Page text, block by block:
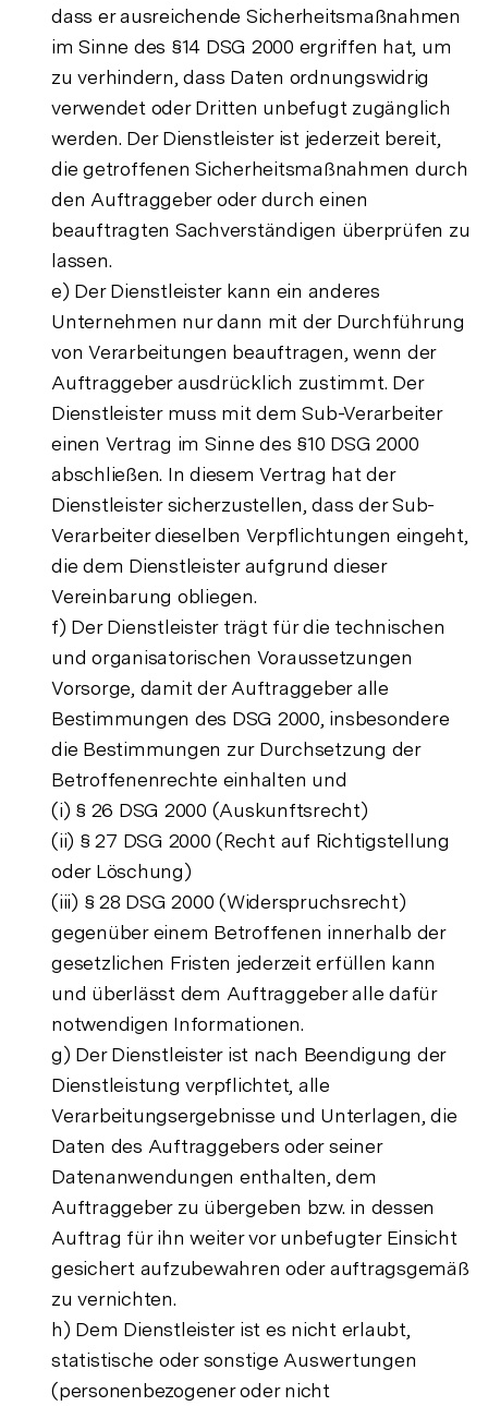
dass er ausreichende Sicherheitsmaßnahmen
im Sinne des §14 DSG 2000 ergriffen hat, um
zu verhindern, dass Daten ordnungswidrig
verwendet oder Dritten unbefugt zugänglich
werden. Der Dienstleister ist jederzeit bereit,
die getroffenen Sicherheitsmaßnahmen durch
den Auftraggeber oder durch einen
beauftragten Sachverständigen überprüfen zu
lassen.
e) Der Dienstleister kann ein anderes
Unternehmen nur dann mit der Durchführung
von Verarbeitungen beauftragen, wenn der
Auftraggeber ausdrücklich zustimmt. Der
Dienstleister muss mit dem Sub-Verarbeiter
einen Vertrag im Sinne des §10 DSG 2000
abschließen. In diesem Vertrag hat der
Dienstleister sicherzustellen, dass der Sub-
Verarbeiter dieselben Verpflichtungen eingeht,
die dem Dienstleister aufgrund dieser
Vereinbarung obliegen.
f) Der Dienstleister trägt für die technischen
und organisatorischen Voraussetzungen
Vorsorge, damit der Auftraggeber alle
Bestimmungen des DSG 2000, insbesondere
die Bestimmungen zur Durchsetzung der
Betroffenenrechte einhalten und
(i) § 26 DSG 2000 (Auskunftsrecht)
(ii) § 27 DSG 2000 (Recht auf Richtigstellung
oder Löschung)
(iii) § 28 DSG 2000 (Widerspruchsrecht)
gegenüber einem Betroffenen innerhalb der
gesetzlichen Fristen jederzeit erfüllen kann
und überlässt dem Auftraggeber alle dafür
notwendigen Informationen.
g) Der Dienstleister ist nach Beendigung der
Dienstleistung verpflichtet, alle
Verarbeitungsergebnisse und Unterlagen, die
Daten des Auftraggebers oder seiner
Datenanwendungen enthalten, dem
Auftraggeber zu übergeben bzw. in dessen
Auftrag für ihn weiter vor unbefugter Einsicht
gesichert aufzubewahren oder auftragsgemäß
zu vernichten.
h) Dem Dienstleister ist es nicht erlaubt,
statistische oder sonstige Auswertungen
(personenbezogener oder nicht